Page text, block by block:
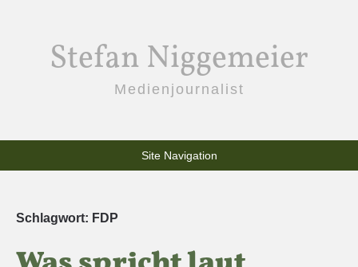
Stefan Niggemeier
Medienjournalist
Site Navigation
Schlagwort: FDP